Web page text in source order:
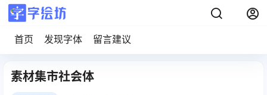
首页 发现字体 留言建议
素材集市社会体